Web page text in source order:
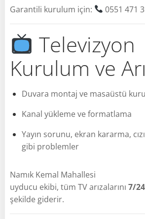
Garantili kurulum için:
0551 471
Televizyon
Kurulum ve
Duvara montaj ve masaüstü
Kanal yükleme ve formatlama
Yayın sorunu, ekran kararma,
gibi problemler
Namık Kemal Mahallesi
uyducu ekibi, tüm TV arızalarını 7/
şekilde giderir.